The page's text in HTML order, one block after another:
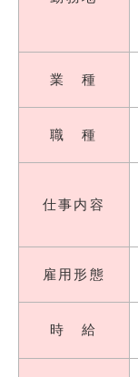
業 種
職 種
仕事内容
雇用形態
時 給